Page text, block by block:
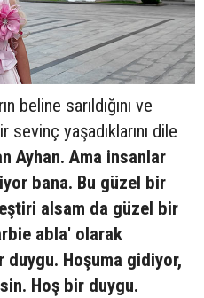
beline sarıldığını ve
yaşadıklarını dile
Ayhan. Ama insanlar
bana. Bu güzel bir
alsam da güzel bir
abla' olarak
Hoşuma gidiyor,
Hoş bir duygu.